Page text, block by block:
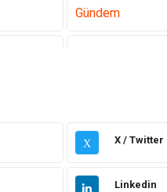
Gündem
Elektrik Elektronik
Hukuk
X X / Twitter
Linkedin